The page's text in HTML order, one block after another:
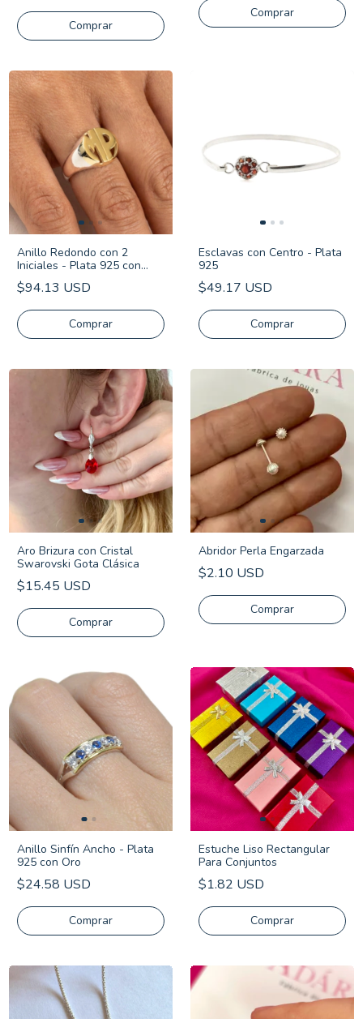
Comprar
Anillo Redondo con 2
Iniciales - Plata 925 con
Frente de Oro
$94.13 USD
Comprar
Esclavas con Centro - Plata
925
$49.17 USD
Comprar
Aro Brizura con Cristal
Swarovski Gota Clásica
$15.45 USD
Abridor Perla Engarzada
$2.10 USD
Comprar
Anillo Sinfín Ancho - Plata
925 con Oro
$24.58 USD
Comprar
Estuche Liso Rectangular
Para Conjuntos
$1.82 USD
Comprar